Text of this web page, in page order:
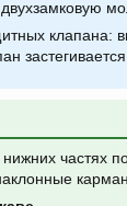
клапана:
застегивается
частях